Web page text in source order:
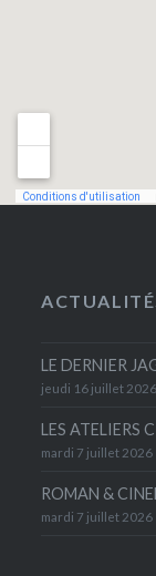
LE DERNIER
jeudi 16 juillet 2026
LES ATELIERS
mardi 7 juillet 2026
ROMAN &
mardi 7 juillet 2026